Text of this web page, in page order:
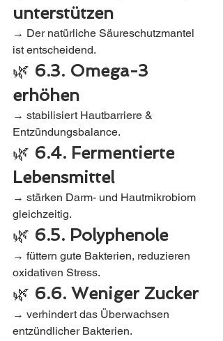
unterstützen
→ Der natürliche Säureschutzmantel
ist entscheidend.
🌿 6.3. Omega-3
erhöhen
→ stabilisiert Hautbarriere &
Entzündungsbalance.
🌿 6.4. Fermentierte
Lebensmittel
→ stärken Darm- und Hautmikrobiom
gleichzeitig.
🌿 6.5. Polyphenole
→ füttern gute Bakterien, reduzieren
oxidativen Stress.
🌿 6.6. Weniger Zucker
→ verhindert das Überwachsen
entzündlicher Bakterien.